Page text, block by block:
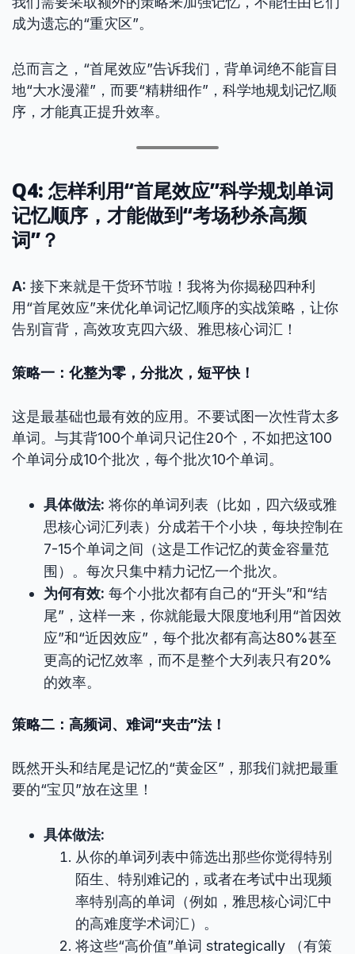
成为遗忘的“重灾区”。
总而言之，“首尾效应”告诉我们，背单词绝不能盲目
地“大水漫灌”，而要“精耕细作”，科学地规划记忆顺
序，才能真正提升效率。
Q4: 怎样利用“首尾效应”科学规划单词
记忆顺序，才能做到“考场秒杀高频
词”？
A: 接下来就是干货环节啦！我将为你揭秘四种利
用“首尾效应”来优化单词记忆顺序的实战策略，让你
告别盲背，高效攻克四六级、雅思核心词汇！
策略一：化整为零，分批次，短平快！
这是最基础也最有效的应用。不要试图一次性背太多
单词。与其背100个单词只记住20个，不如把这100
个单词分成10个批次，每个批次10个单词。
具体做法: 将你的单词列表（比如，四六级或雅
思核心词汇列表）分成若干个小块，每块控制在
7-15个单词之间（这是工作记忆的黄金容量范
围）。每次只集中精力记忆一个批次。
为何有效: 每个小批次都有自己的“开头”和“结
尾”，这样一来，你就能最大限度地利用“首因效
应”和“近因效应”，每个批次都有高达80%甚至
更高的记忆效率，而不是整个大列表只有20%
的效率。
策略二：高频词、难词“夹击”法！
既然开头和结尾是记忆的“黄金区”，那我们就把最重
要的“宝贝”放在这里！
具体做法:
从你的单词列表中筛选出那些你觉得特别
陌生、特别难记的，或者在考试中出现频
率特别高的单词（例如，雅思核心词汇中
的高难度学术词汇）。
将这些“高价值”单词 strategically （有策